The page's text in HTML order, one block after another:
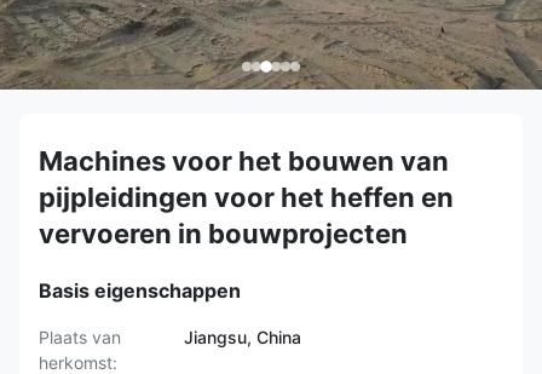
Machines voor het bouwen van
pijpleidingen voor het heffen en
vervoeren in bouwprojecten
Basis eigenschappen
Plaats van
herkomst:
Jiangsu, China